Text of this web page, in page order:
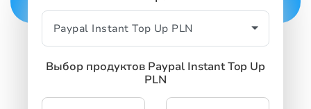
Выбор продуктов Paypal Instant Top Up
PLN